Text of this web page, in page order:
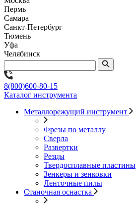
Пермь
Самара
Санкт-Петербург
Тюмень
Уфа
Челябинск
8(800)600-80-15
Каталог инструмента
Металлорежущий инструмент
Фрезы по металлу
Сверла
Развертки
Резцы
Твердосплавные пластины
Зенкеры и зенковки
Ленточные пилы
Станочная оснастка